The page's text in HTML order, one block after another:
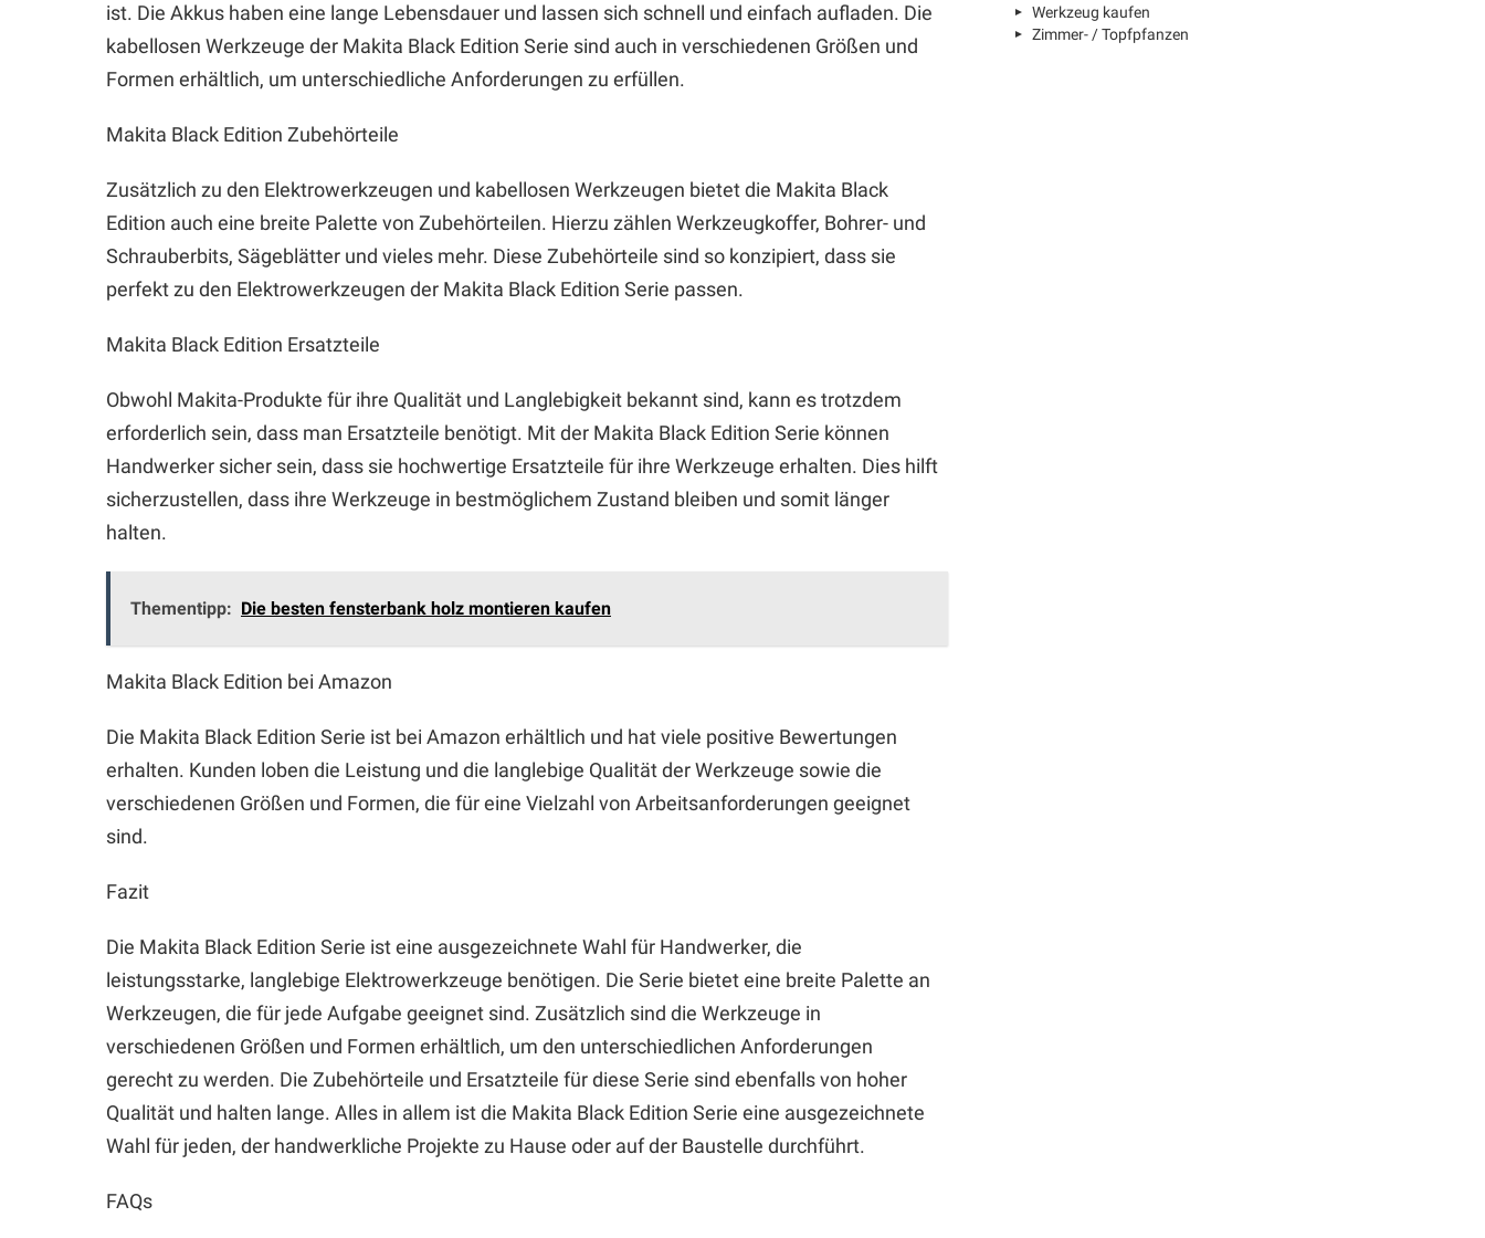
ist. Die Akkus haben eine lange Lebensdauer und lassen sich schnell und einfach aufladen. Die
kabellosen Werkzeuge der Makita Black Edition Serie sind auch in verschiedenen Größen und
Formen erhältlich, um unterschiedliche Anforderungen zu erfüllen.
Makita Black Edition Zubehörteile
Zusätzlich zu den Elektrowerkzeugen und kabellosen Werkzeugen bietet die Makita Black
Edition auch eine breite Palette von Zubehörteilen. Hierzu zählen Werkzeugkoffer, Bohrer- und
Schrauberbits, Sägeblätter und vieles mehr. Diese Zubehörteile sind so konzipiert, dass sie
perfekt zu den Elektrowerkzeugen der Makita Black Edition Serie passen.
Makita Black Edition Ersatzteile
Obwohl Makita-Produkte für ihre Qualität und Langlebigkeit bekannt sind, kann es trotzdem
erforderlich sein, dass man Ersatzteile benötigt. Mit der Makita Black Edition Serie können
Handwerker sicher sein, dass sie hochwertige Ersatzteile für ihre Werkzeuge erhalten. Dies hilft
sicherzustellen, dass ihre Werkzeuge in bestmöglichem Zustand bleiben und somit länger
halten.
Thementipp: Die besten fensterbank holz montieren kaufen
Makita Black Edition bei Amazon
Die Makita Black Edition Serie ist bei Amazon erhältlich und hat viele positive Bewertungen
erhalten. Kunden loben die Leistung und die langlebige Qualität der Werkzeuge sowie die
verschiedenen Größen und Formen, die für eine Vielzahl von Arbeitsanforderungen geeignet
sind.
Fazit
Die Makita Black Edition Serie ist eine ausgezeichnete Wahl für Handwerker, die
leistungsstarke, langlebige Elektrowerkzeuge benötigen. Die Serie bietet eine breite Palette an
Werkzeugen, die für jede Aufgabe geeignet sind. Zusätzlich sind die Werkzeuge in
verschiedenen Größen und Formen erhältlich, um den unterschiedlichen Anforderungen
gerecht zu werden. Die Zubehörteile und Ersatzteile für diese Serie sind ebenfalls von hoher
Qualität und halten lange. Alles in allem ist die Makita Black Edition Serie eine ausgezeichnete
Wahl für jeden, der handwerkliche Projekte zu Hause oder auf der Baustelle durchführt.
FAQs
Werkzeug kaufen
Zimmer- / Topfpfanzen